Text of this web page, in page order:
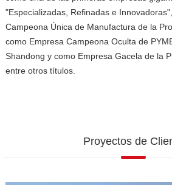
"Especializadas, Refinadas e
Campeona Única de Manufactura de la
como Empresa Campeona Oculta de
Shandong y como Empresa Gacela de la
entre otros títulos.
Proyectos de